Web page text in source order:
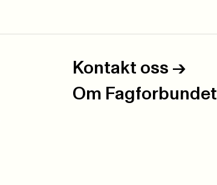
Kontakt oss ->
Om Fagforbundet